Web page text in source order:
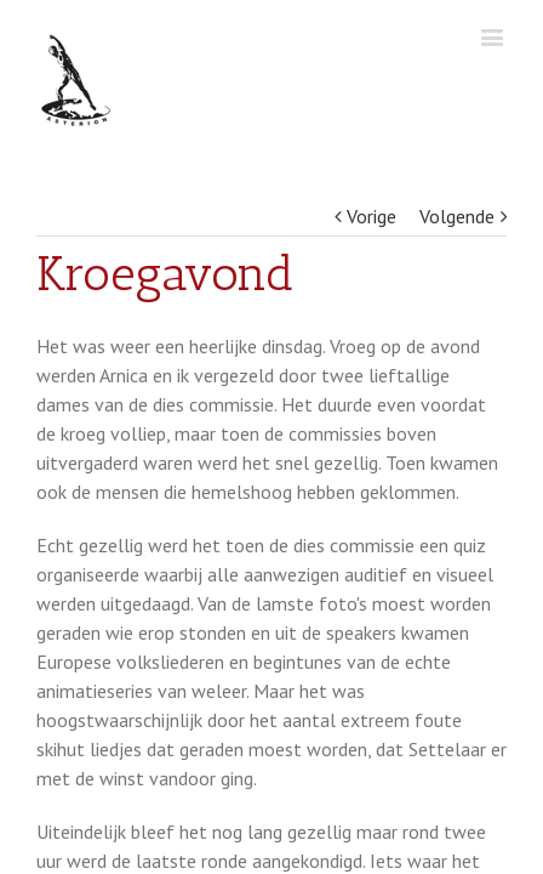
Vorige Volgende
Kroegavond
Het was weer een heerlijke dinsdag. Vroeg op de avond
werden Arnica en ik vergezeld door twee lieftallige
dames van de dies commissie. Het duurde even voordat
de kroeg volliep, maar toen de commissies boven
uitvergaderd waren werd het snel gezellig. Toen kwamen
ook de mensen die hemelshoog hebben geklommen.
Echt gezellig werd het toen de dies commissie een quiz
organiseerde waarbij alle aanwezigen auditief en visueel
werden uitgedaagd. Van de lamste foto's moest worden
geraden wie erop stonden en uit de speakers kwamen
Europese volksliederen en begintunes van de echte
animatieseries van weleer. Maar het was
hoogstwaarschijnlijk door het aantal extreem foute
skihut liedjes dat geraden moest worden, dat Settelaar er
met de winst vandoor ging.
Uiteindelijk bleef het nog lang gezellig maar rond twee
uur werd de laatste ronde aangekondigd. Iets waar het